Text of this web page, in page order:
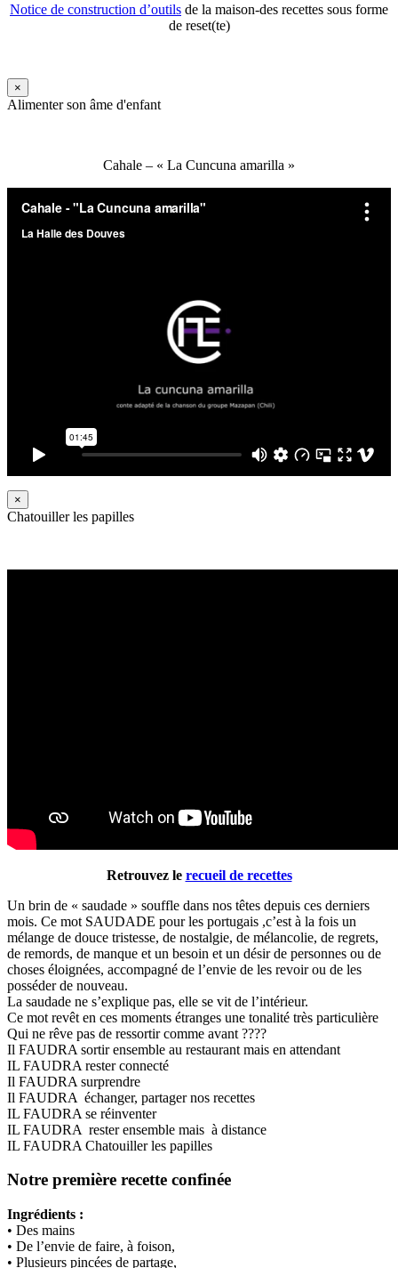
Notice de construction d’outils de la maison-des recettes sous forme
de reset(te)
×
Alimenter son âme d'enfant
Cahale – « La Cuncuna amarilla »
×
Chatouiller les papilles
Retrouvez le recueil de recettes
Un brin de « saudade » souffle dans nos têtes depuis ces derniers
mois. Ce mot SAUDADE pour les portugais ,c’est à la fois un
mélange de douce tristesse, de nostalgie, de mélancolie, de regrets,
de remords, de manque et un besoin et un désir de personnes ou de
choses éloignées, accompagné de l’envie de les revoir ou de les
posséder de nouveau.
La saudade ne s’explique pas, elle se vit de l’intérieur.
Ce mot revêt en ces moments étranges une tonalité très particulière
Qui ne rêve pas de ressortir comme avant ????
Il FAUDRA sortir ensemble au restaurant mais en attendant
IL FAUDRA rester connecté
Il FAUDRA surprendre
Il FAUDRA échanger, partager nos recettes
IL FAUDRA se réinventer
IL FAUDRA rester ensemble mais à distance
IL FAUDRA Chatouiller les papilles
Notre première recette confinée
Ingrédients :
• Des mains
• De l’envie de faire, à foison,
• Plusieurs pincées de partage,